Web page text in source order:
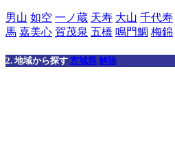
男山 如空 一ノ蔵 天寿 大山 千代寿
馬 嘉美心 賀茂泉 五橋 鳴門鯛 梅錦
2. 地域から探す 宮城県 解除